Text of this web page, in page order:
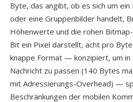
Byte, das angibt, ob es sich um
oder eine Gruppenbilder handelt,
Höhenwerte und die rohen
Bit ein Pixel darstellt, acht pro
knappe Format — konzipiert, um in
Nachricht zu passen (140 Bytes
mit Adressierungs-Overhead) —
Beschränkungen der mobilen